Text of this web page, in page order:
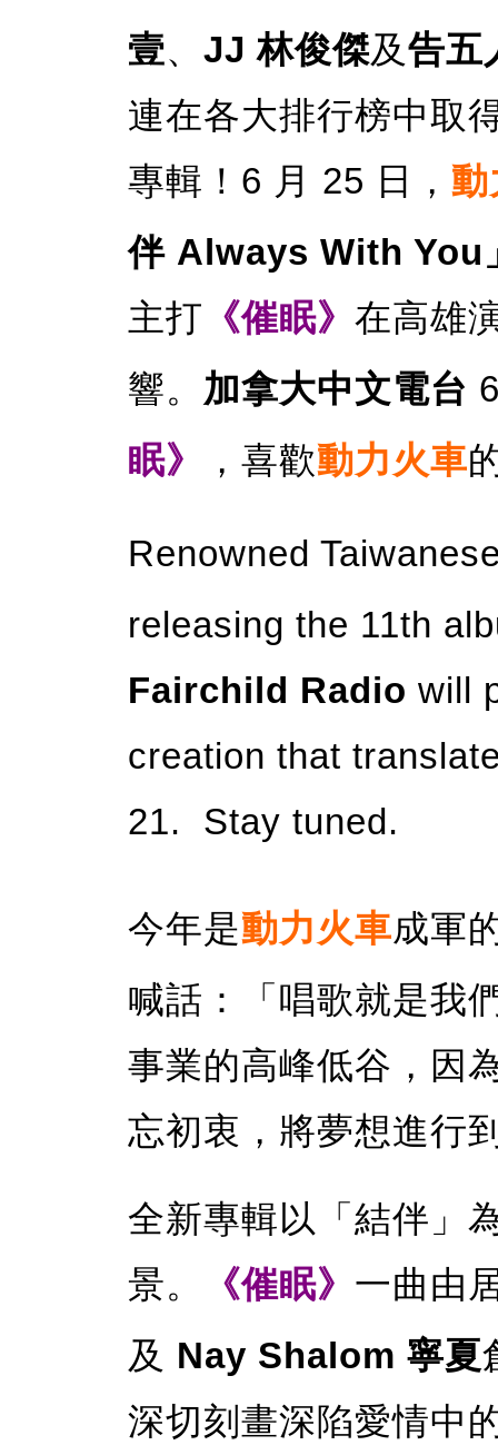
壹、 JJ 林俊傑及告五
連在各大排行榜中取
專輯！6 月 25 日， 動
伴 Always With You
主打 《催眠》 在高雄
響。 加拿大中文電台
眠》
，喜歡動力火車
Renowned
releasing the 11th
Fairchild Radio will
creation that
21. Stay tuned.
今年是動力火車成軍
喊話：「唱歌就是我
事業的高峰低谷，因
忘初衷，將夢想進行
全新專輯以「結伴」
景。
《催眠》 一曲由
及 Nay Shalom 寧夏
深切刻畫深陷愛情中